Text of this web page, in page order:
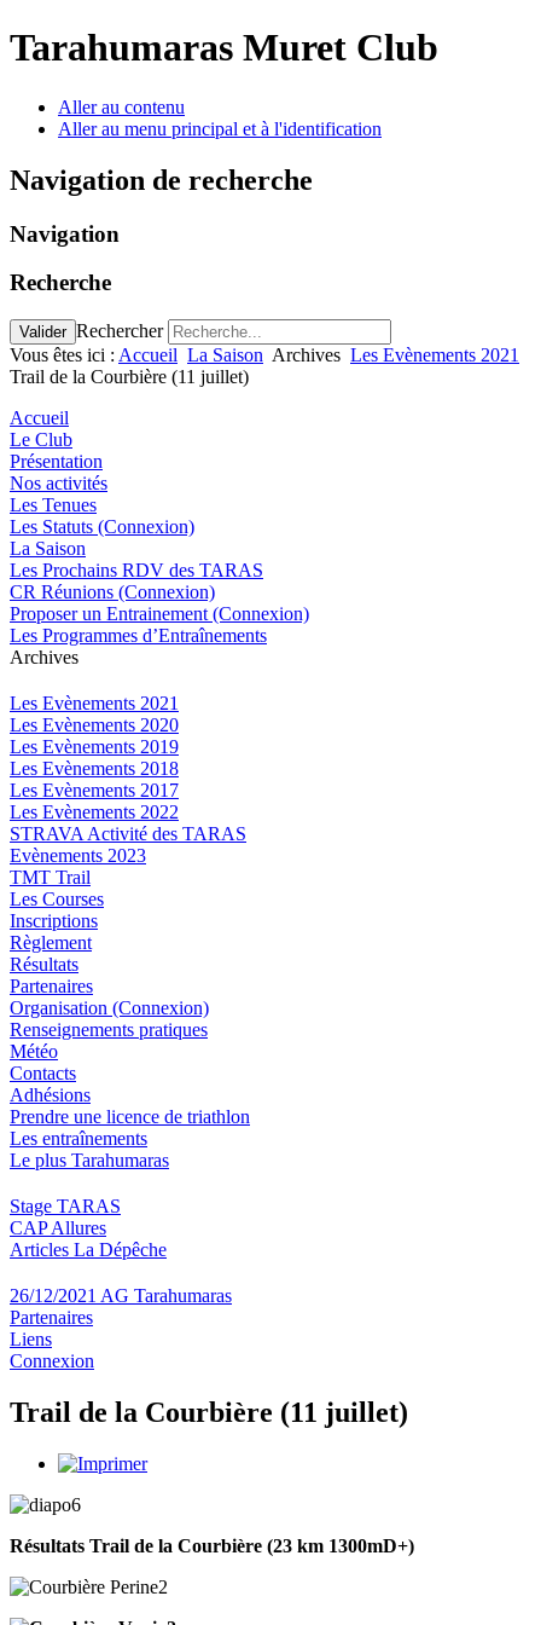
Tarahumaras Muret Club
Aller au contenu
Aller au menu principal et à l'identification
Navigation de recherche
Navigation
Recherche
Valider Rechercher
Vous êtes ici : Accueil La Saison Archives Les Evènements 2021
Trail de la Courbière (11 juillet)
Accueil
Le Club
Présentation
Nos activités
Les Tenues
Les Statuts (Connexion)
La Saison
Les Prochains RDV des TARAS
CR Réunions (Connexion)
Proposer un Entrainement (Connexion)
Les Programmes d’Entraînements
Archives
Les Evènements 2021
Les Evènements 2020
Les Evènements 2019
Les Evènements 2018
Les Evènements 2017
Les Evènements 2022
STRAVA Activité des TARAS
Evènements 2023
TMT Trail
Les Courses
Inscriptions
Règlement
Résultats
Partenaires
Organisation (Connexion)
Renseignements pratiques
Météo
Contacts
Adhésions
Prendre une licence de triathlon
Les entraînements
Le plus Tarahumaras
Stage TARAS
CAP Allures
Articles La Dépêche
26/12/2021 AG Tarahumaras
Partenaires
Liens
Connexion
Trail de la Courbière (11 juillet)
Résultats Trail de la Courbière (23 km 1300mD+)